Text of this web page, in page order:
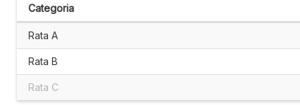
Categoria
Rata A
Rata B
Rata C